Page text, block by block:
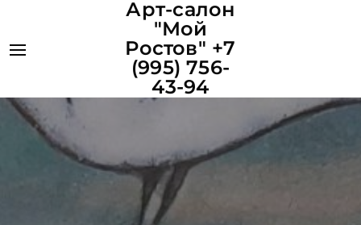
Арт-салон
"Мой
Ростов" +7
(995) 756-
43-94